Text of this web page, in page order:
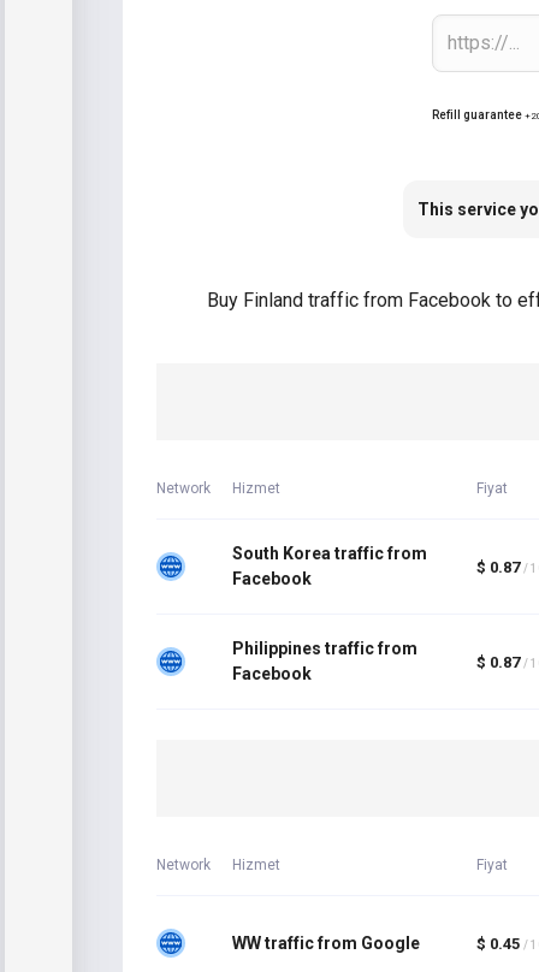
Refill guarantee
This service
Buy Finland traffic from Facebook to
Network Hizmet Fiyat
South Korea traffic from
Facebook
$ 0.87 /
Philippines traffic from
Facebook
$ 0.87 /
Network Hizmet Fiyat
WW traffic from Google $ 0.45 /